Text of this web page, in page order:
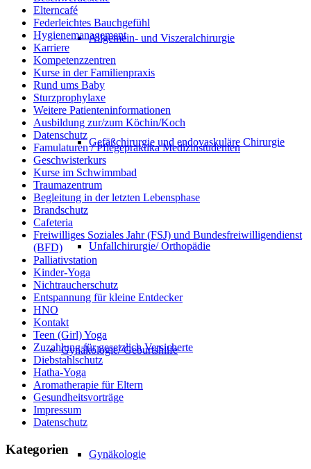
Allgemein- und Viszeralchirurgie
Gefäßchirurgie und endovaskuläre Chirurgie
Unfallchirurgie/ Orthopädie
Gynäkologie/ Geburtshilfe
Gynäkologie
Elterncafé
Federleichtes Bauchgefühl
Hygienemanagement
Karriere
Kompetenzzentren
Kurse in der Familienpraxis
Rund ums Baby
Sturzprophylaxe
Weitere Patienteninformationen
Ausbildung zur/zum Köchin/Koch
Datenschutz
Famulaturen / Pflegepraktika Medizinstudenten
Geschwisterkurs
Kurse im Schwimmbad
Traumazentrum
Begleitung in der letzten Lebensphase
Brandschutz
Cafeteria
Freiwilliges Soziales Jahr (FSJ) und Bundesfreiwilligendienst
(BFD)
Palliativstation
Kinder-Yoga
Nichtraucherschutz
Entspannung für kleine Entdecker
HNO
Kontakt
Teen (Girl) Yoga
Zuzahlung für gesetzlich Versicherte
Diebstahlschutz
Hatha-Yoga
Aromatherapie für Eltern
Gesundheitsvorträge
Impressum
Datenschutz
Kategorien